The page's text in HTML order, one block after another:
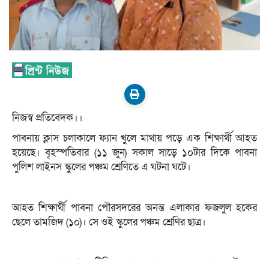
নিজস্ব প্রতিবেদক।।
পাবনায় ক্লাস চলাকালে ফ্যান খুলে মাথায় পড়ে এক শিক্ষার্থী আহত
হয়েছে। বৃহস্পতিবার (১১ জুন) সকাল সাড়ে ১০টার দিকে পাবনা
পুলিশ লাইনস স্কুলের পঞ্চম শ্রেণিতে এ ঘটনা ঘটে।
আহত শিক্ষার্থী পাবনা পৌরসদরের অনন্ত এলাকার ফজলুল হকের
ছেলে তামজিদ (১০)। সে ওই স্কুলের পঞ্চম শ্রেণির ছাত্র।